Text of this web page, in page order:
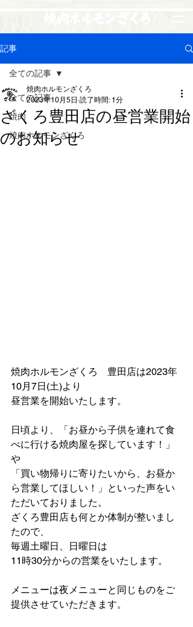
記事
全ての記事
焼肉
焼肉ホルモンざくろ
全ての記事
ざくろ豊田店の昼営業開始
のお知らせ
焼肉ホルモンざくろ
2023年10月5日 読了時間: 1分
焼肉ホルモンざくろ　豊田店は2023年
10月7日(土)より
昼営業を開始いたします。
日頃より、「お昼から子供を連れて食
べに行ける焼肉屋を探しています！」
や
「買い物帰りに寄りたいから、お昼か
ら営業してほしい！」といった声をい
ただいておりました。
ざくろ豊田店も何とか体制が整いまし
たので、
毎週土曜日、日曜日は
11時30分からの営業をいたします。
メニューは夜メニューと同じものをご
提供させていただきます。